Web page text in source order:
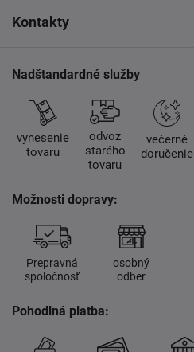
Kontakty
Nadštandardné služby
vynesenie
tovaru
odvoz
starého
tovaru
večerné
doručenie
Možnosti dopravy:
Prepravná
spoločnosť
osobný
odber
Pohodlná platba: